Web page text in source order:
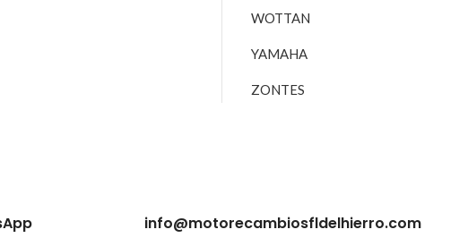
WOTTAN
YAMAHA
ZONTES
info@motorecambiosfldelhierro.com